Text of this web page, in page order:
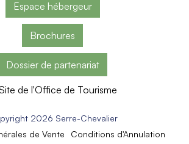
Espace hébergeur
Brochures
Dossier de partenariat
de l'Office de Tourisme
2026 Serre-Chevalier
de Vente
Conditions d'Annulation